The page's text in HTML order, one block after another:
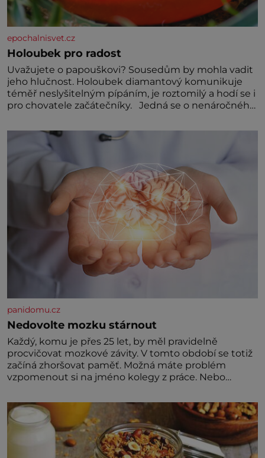
epochalnisvet.cz
Holoubek pro radost
Uvažujete o papouškovi? Sousedům by mohla vadit
jeho hlučnost. Holoubek diamantový komunikuje
téměř neslyšitelným pípáním, je roztomilý a hodí se i
pro chovatele začátečníky. Jedná se o nenáročného
Hodně času tráví na zemi, kde sbírá zbytky semínek
Jeho domovinou je prakticky celá Austrálie s
výjimkou pobřežní oblasti.
panidomu.cz
Nedovolte mozku stárnout
Každý, komu je přes 25 let, by měl pravidelně
procvičovat mozkové závity. V tomto období se totiž
začíná zhoršovat paměť. Možná máte problém
vzpomenout si na jméno kolegy z práce. Nebo
nedávno přečetli. Je to opravdu tak, s věkem jako
kdyby se paměť rozhodla stávkovat. Cvičte